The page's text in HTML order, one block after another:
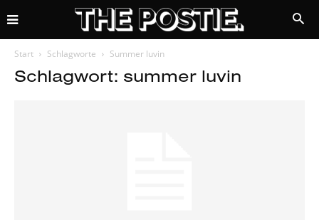
Start Schlagworte Summer luvin
Schlagwort: summer luvin